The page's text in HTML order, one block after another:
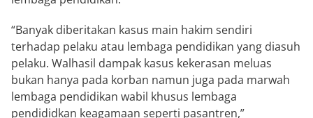
“Banyak diberitakan kasus main hakim sendiri
terhadap pelaku atau lembaga pendidikan yang diasuh
pelaku. Walhasil dampak kasus kekerasan meluas
bukan hanya pada korban namun juga pada marwah
lembaga pendidikan wabil khusus lembaga
pendididkan keagamaan seperti pasantren,”